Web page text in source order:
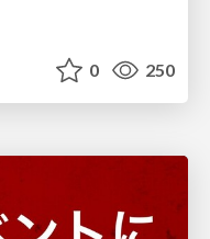
0 250